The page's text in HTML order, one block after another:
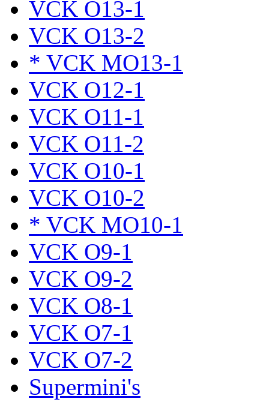
VCK O13-1
VCK O13-2
* VCK MO13-1
VCK O12-1
VCK O11-1
VCK O11-2
VCK O10-1
VCK O10-2
* VCK MO10-1
VCK O9-1
VCK O9-2
VCK O8-1
VCK O7-1
VCK O7-2
Supermini's